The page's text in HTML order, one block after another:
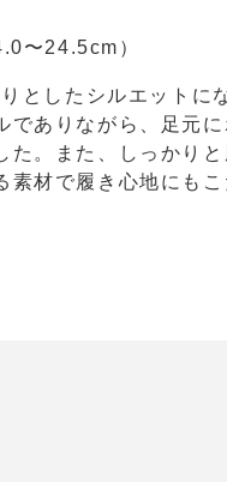
〜24.5cm）
としたシルエットに
でありながら、⾜元に
。また、しっかりと
材で履き⼼地にもこ